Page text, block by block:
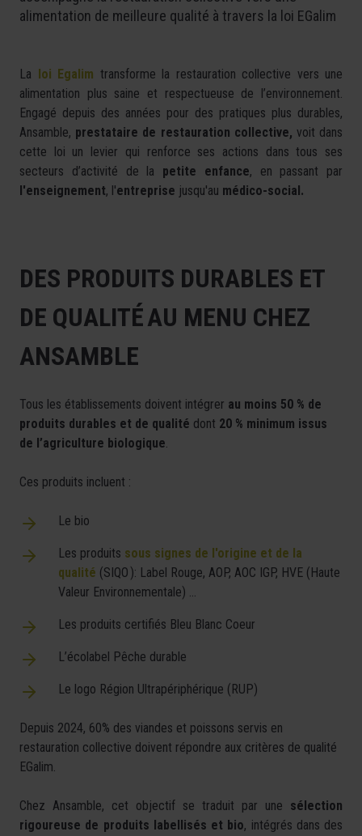
alimentation de meilleure qualité à travers la loi EGalim
La loi Egalim transforme la restauration collective vers une
alimentation plus saine et respectueuse de l’environnement.
Engagé depuis des années pour des pratiques plus durables,
Ansamble, prestataire de restauration collective, voit dans
cette loi un levier qui renforce ses actions dans tous ses
secteurs d’activité de la petite enfance, en passant par
l'enseignement, l'entreprise jusqu'au médico-social.
DES PRODUITS DURABLES ET
DE QUALITÉ AU MENU CHEZ
ANSAMBLE
Tous les établissements doivent intégrer au moins 50 % de
produits durables et de qualité dont 20 % minimum issus
de l’agriculture biologique.
Ces produits incluent :
Le bio
Les produits sous signes de l'origine et de la
qualité (SIQO ): Label Rouge, AOP, AOC IGP, HVE (Haute
Valeur Environnementale) …
Les produits certifiés Bleu Blanc Coeur
L’écolabel Pêche durable
Le logo Région Ultrapériphérique (RUP)
Depuis 2024, 60% des viandes et poissons servis en
restauration collective doivent répondre aux critères de qualité
EGalim.
Chez Ansamble, cet objectif se traduit par une sélection
rigoureuse de produits labellisés et bio, intégrés dans des